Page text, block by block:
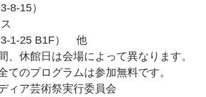
8-15）
1-25 B1F）　他
日は会場によって異なります。
のプログラムは参加無料です。
ィア芸術祭実行委員会